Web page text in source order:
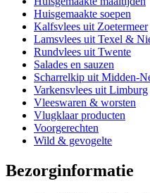
de
productpagina
Huisgemaakte soepen
Kalfsvlees uit Zoetermeer
Lamsvlees uit Texel &
Rundvlees uit Twente
Salades en sauzen
Scharrelkip uit Midden-
Varkensvlees uit Limburg
Vleeswaren & worsten
Vlugklaar producten
Voorgerechten
Wild & gevogelte
Bezorginformatie